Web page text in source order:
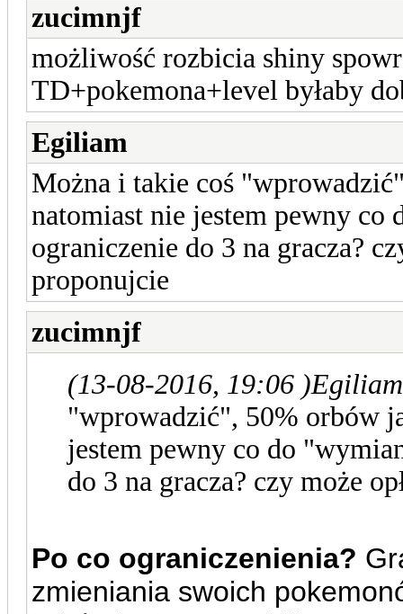
zucimnjf
możliwość rozbicia shiny
TD+pokemona+level byłaby
Egiliam
Można i takie coś
natomiast nie jestem pewny
ograniczenie do 3 na gracza?
proponujcie
zucimnjf
(13-08-2016, 19:06 )
"wprowadzić", 50% orbów
jestem pewny co do
do 3 na gracza? czy może
Po co ograniczenienia?
zmieniania swoich